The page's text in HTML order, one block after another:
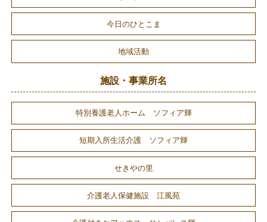
今日のひとこま
地域活動
施設・事業所名
特別養護老人ホーム ソフィア輝
短期入所生活介護 ソフィア輝
せきやの里
介護老人保健施設 江風苑